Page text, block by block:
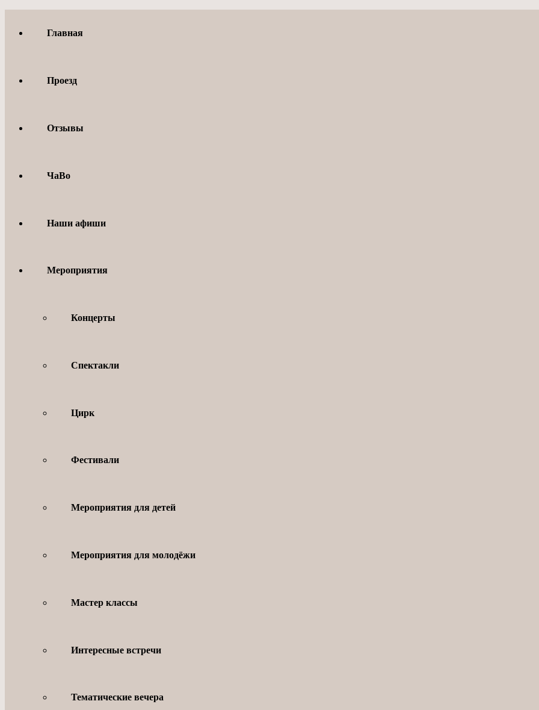
содержимомуГлавная
Проезд
Отзывы
ЧаВо
Наши афиши
Мероприятия
Концерты
Спектакли
Цирк
Фестивали
Мероприятия для детей
Мероприятия для молодёжи
Мастер классы
Интересные встречи
Тематические вечера